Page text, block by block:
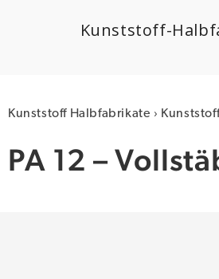
Kunststoff-
Kunststoff Halbfabrikate ›
PA 12 –